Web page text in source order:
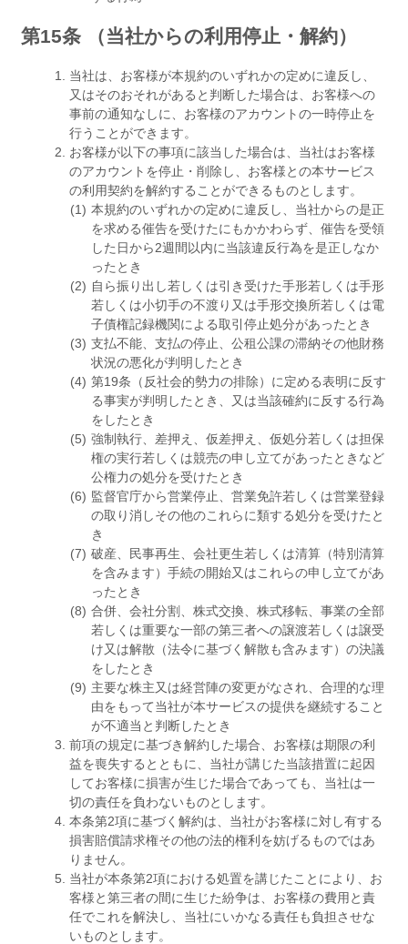
第15条 （当社からの利用停止・解約）
当社は、お客様が本規約のいずれかの定めに違反し、
又はそのおそれがあると判断した場合は、お客様への
事前の通知なしに、お客様のアカウントの一時停止を
行うことができます。
お客様が以下の事項に該当した場合は、当社はお客様
のアカウントを停止・削除し、お客様との本サービス
の利用契約を解約することができるものとします。
本規約のいずれかの定めに違反し、当社からの是正
を求める催告を受けたにもかかわらず、催告を受領
した日から2週間以内に当該違反行為を是正しなか
ったとき
自ら振り出し若しくは引き受けた手形若しくは手形
若しくは小切手の不渡り又は手形交換所若しくは電
子債権記録機関による取引停止処分があったとき
支払不能、支払の停止、公租公課の滞納その他財務
状況の悪化が判明したとき
第19条（反社会的勢力の排除）に定める表明に反す
る事実が判明したとき、又は当該確約に反する行為
をしたとき
強制執行、差押え、仮差押え、仮処分若しくは担保
権の実行若しくは競売の申し立てがあったときなど
公権力の処分を受けたとき
監督官庁から営業停止、営業免許若しくは営業登録
の取り消しその他のこれらに類する処分を受けたと
き
破産、民事再生、会社更生若しくは清算（特別清算
を含みます）手続の開始又はこれらの申し立てがあ
ったとき
合併、会社分割、株式交換、株式移転、事業の全部
若しくは重要な一部の第三者への譲渡若しくは譲受
け又は解散（法令に基づく解散も含みます）の決議
をしたとき
主要な株主又は経営陣の変更がなされ、合理的な理
由をもって当社が本サービスの提供を継続すること
が不適当と判断したとき
前項の規定に基づき解約した場合、お客様は期限の利
益を喪失するとともに、当社が講じた当該措置に起因
してお客様に損害が生じた場合であっても、当社は一
切の責任を負わないものとします。
本条第2項に基づく解約は、当社がお客様に対し有する
損害賠償請求権その他の法的権利を妨げるものではあ
りません。
当社が本条第2項における処置を講じたことにより、お
客様と第三者の間に生じた紛争は、お客様の費用と責
任でこれを解決し、当社にいかなる責任も負担させな
いものとします。